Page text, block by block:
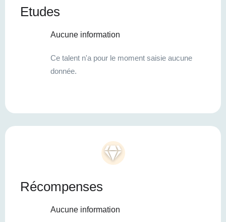
Etudes
Aucune information
Ce talent n'a pour le moment saisie aucune
donnée.
Récompenses
Aucune information